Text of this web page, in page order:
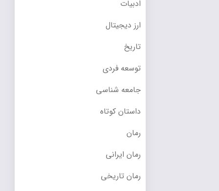
ادبیات
ارز دیجیتال
تاریخ
توسعه فردی
جامعه شناسی
داستان کوتاه
رمان
رمان ایرانی
رمان تاریخی